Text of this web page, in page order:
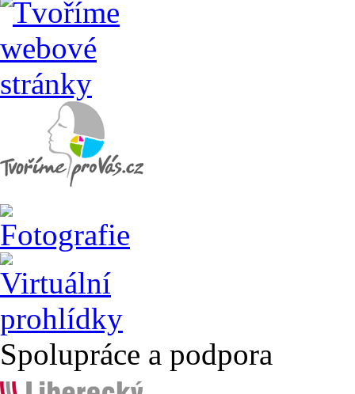
Spolupráce a podpora